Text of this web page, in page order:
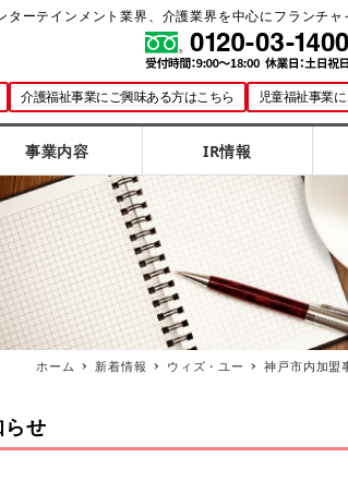
ーテインメント業界、介護業界を中心にフランチャ
介護福祉事業にご興味ある方はこちら 児童福祉事業
事業内容 IR情報
ホーム 新着情報 ウィズ・ユー 神戸市内加盟
せ